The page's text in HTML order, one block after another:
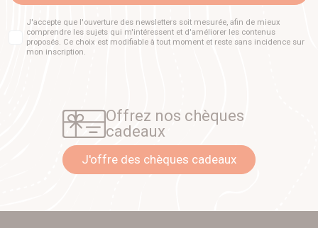
J'accepte que l'ouverture des newsletters soit mesurée, afin de mieux
comprendre les sujets qui m'intéressent et d'améliorer les contenus
proposés. Ce choix est modifiable à tout moment et reste sans incidence sur
mon inscription.
Offrez nos chèques
cadeaux
J'offre des chèques cadeaux